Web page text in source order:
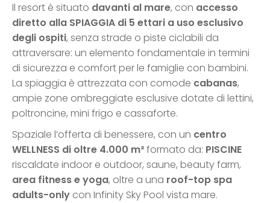
Il resort è situato davanti al mare, con accesso
diretto alla SPIAGGIA di 5 ettari a uso esclusivo
degli ospiti, senza strade o piste ciclabili da
attraversare: un elemento fondamentale in termini
di sicurezza e comfort per le famiglie con bambini.
La spiaggia è attrezzata con comode cabanas,
ampie zone ombreggiate esclusive dotate di lettini,
poltroncine, mini frigo e cassaforte.
Spaziale l’offerta di benessere, con un centro
WELLNESS di oltre 4.000 m²formato da: PISCINE
riscaldate indoor e outdoor, saune, beauty farm,
area fitness e yoga, oltre a una roof-top spa
adults-only con Infinity Sky Pool vista mare.